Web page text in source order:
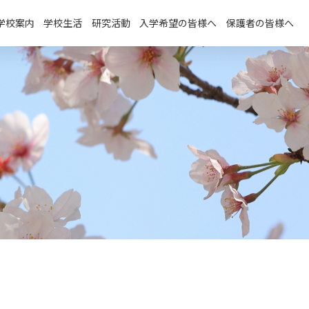
校案内 学校生活 研究活動 入学希望の皆様へ 保護者の皆様へ